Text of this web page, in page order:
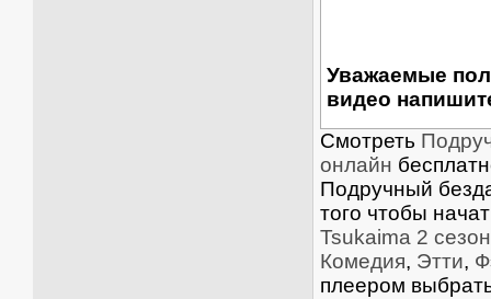
Уважаемые
видео
Смотреть
онлайн
Подручный
того чтобы
Tsukaima 2
Комедия, Этти,
плеером